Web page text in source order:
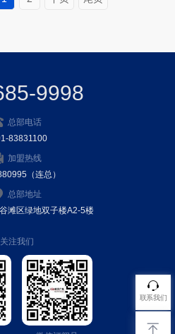
9998
总部电话
83831100
加盟热线
（连总）
总部地址
滩区绿地双子楼A2-5楼
关注我们
联系我们